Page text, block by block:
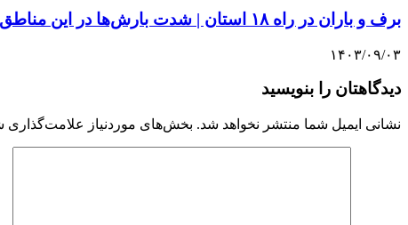
برف و باران در راه ۱۸ استان | شدت بارش‌ها در این مناطق است
۱۴۰۳/۰۹/۰۳
دیدگاهتان را بنویسید
نشانی ایمیل شما منتشر نخواهد شد. بخش‌های موردنیاز علامت‌گذاری